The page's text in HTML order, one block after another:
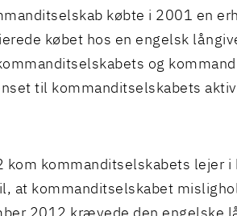
købte i 2001 en
købet hos en engelsk
og
til kommanditselskabets
kom kommanditselskabets lejer i
at kommanditselskabet